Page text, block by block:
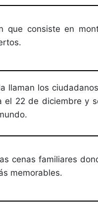
que consiste en
los ciudadanos
el 22 de diciembre y
cenas familiares
memorables.